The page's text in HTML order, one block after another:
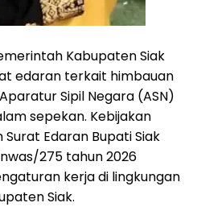
Kabupaten Siak
edaran terkait himbauan
Sipil Negara (ASN)
sepekan. Kebijakan
Edaran Bupati Siak
275 tahun 2026
kerja di lingkungan
Siak.